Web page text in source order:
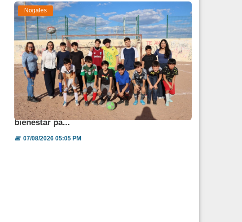
Nogales
Angélica Burgos impulsa jornada de salud y
bienestar pa...
📅07/08/2026 05:05 PM